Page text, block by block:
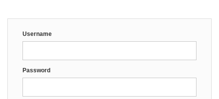
Username
Password